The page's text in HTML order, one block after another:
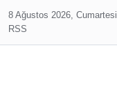
8 Ağustos 2026, Cumartesi
RSS